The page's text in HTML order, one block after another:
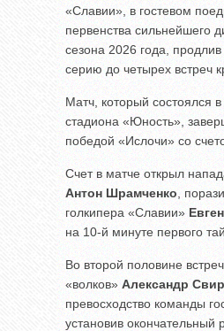
«Славии», в гостевом
первенства сильнейшего
сезона 2026 года,
серию до четырех встреч
Матч, который состоялся
стадиона «Юность»,
победой «Ислочи» со
Счет в матче открыл
Антон Шрамченко ,
голкипера «Славии»
на 10-й минуте первого
Во второй половине
«волков» Александр
превосходство команды
установив окончательный